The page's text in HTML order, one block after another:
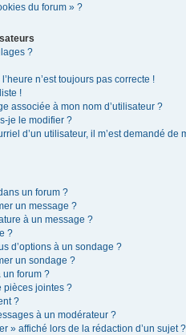
du forum » ?
?
n’est toujours pas correcte !
!
associée à mon nom d’utilisateur ?
je le modifier ?
d’un utilisateur, il m’est demandé de
un forum ?
un message ?
à un message ?
?
d’options à un sondage ?
un sondage ?
un forum ?
pièces jointes ?
?
à un modérateur ?
» affiché lors de la rédaction d’un sujet ?